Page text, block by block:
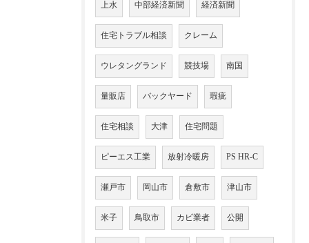
上水 中部経済新聞 経済新聞
住宅トラブル相談 クレーム
ウレタングランド 競技場 南国
量販店 バックヤード 瑕疵
住宅相談 大津 住宅問題
ピーエス工業 放射冷暖房 PS HR-C
瀬戸市 岡山市 倉敷市 津山市
米子 鳥取市 カビ業者 公開